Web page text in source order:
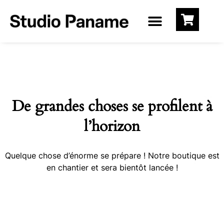
De grandes choses se profilent à
l’horizon
Quelque chose d’énorme se prépare ! Notre boutique est
en chantier et sera bientôt lancée !